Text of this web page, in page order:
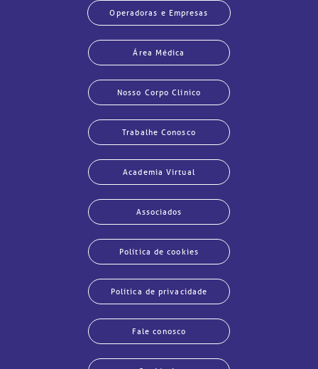
Operadoras e Empresas
Área Médica
Nosso Corpo Clínico
Trabalhe Conosco
Academia Virtual
Associados
Política de cookies
Política de privacidade
Fale conosco